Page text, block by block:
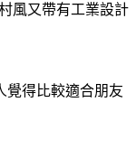
風又帶有工業設計
覺得比較適合朋友